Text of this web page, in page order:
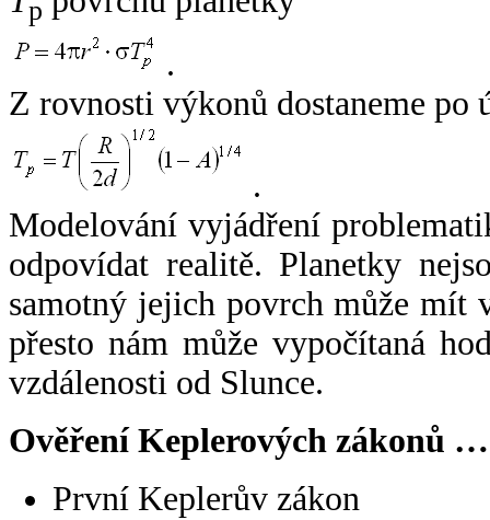
p
.
Z rovnosti výkonů dostaneme po
.
Modelování vyjádření
odpovídat realitě. Planetky
samotný jejich povrch může mít
přesto nám může vypočítaná
vzdálenosti od Slunce.
Ověření Keplerových zákonů …
První Keplerův zákon